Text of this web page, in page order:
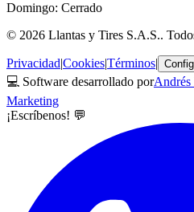
Domingo: Cerrado
© 2026 Llantas y Tires S.A.S..
Privacidad|Cookies|Términos|
💻 Software desarrollado porAndrés
Marketing
¡Escríbenos! 💬